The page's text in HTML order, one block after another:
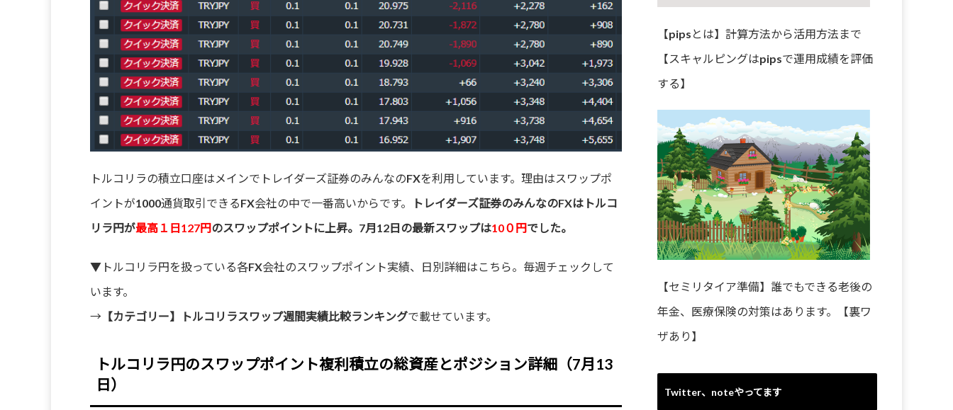
トルコリラの積立口座はメインでトレイダーズ証券のみんなのFXを利用しています。理由はスワップポ
イントが1000通貨取引できるFX会社の中で一番高いからです。
トレイダーズ証券のみんなのFXはトルコ
リラ円が最高１日127円のスワップポイントに上昇。7月12日の最新スワップは10０円でした。
▼トルコリラ円を扱っている各FX会社のスワップポイント実績、日別詳細はこちら。毎週チェックして
います。
→ 【カテゴリー】トルコリラスワップ週間実績比較ランキングで載せています。
トルコリラ円のスワップポイント複利積立の総資産とポジション詳細（7月13
日）
【pipsとは】計算方法から活用方法まで
【スキャルピングはpipsで運用成績を評価
する】
【セミリタイア準備】誰でもできる老後の
年金、医療保険の対策はあります。【裏ワ
ザあり】
Twitter、noteやってます